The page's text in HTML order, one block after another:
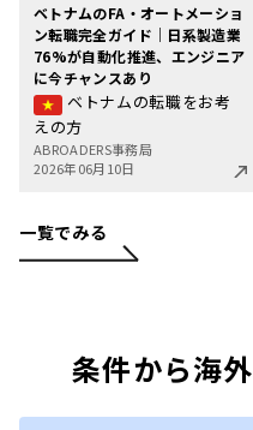
ベトナムのFA・オートメーショ
ン転職完全ガイド｜日系製造業
76%が自動化推進、エンジニア
に今チャンスあり
ベトナムの転職をお考
えの方
ABROADERS事務局
2026年06月10日
一覧でみる
条件から海